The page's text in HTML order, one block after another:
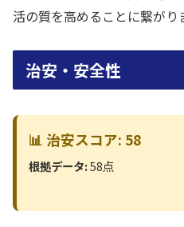
活の質を高めることに繋がり
治安・安全性
📊 治安スコア: 58
根拠データ:58点